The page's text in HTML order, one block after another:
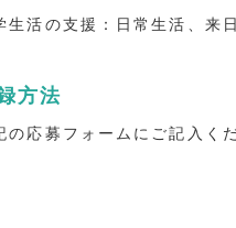
生活の支援：日常生活、来
方法
の応募フォームにご記入く